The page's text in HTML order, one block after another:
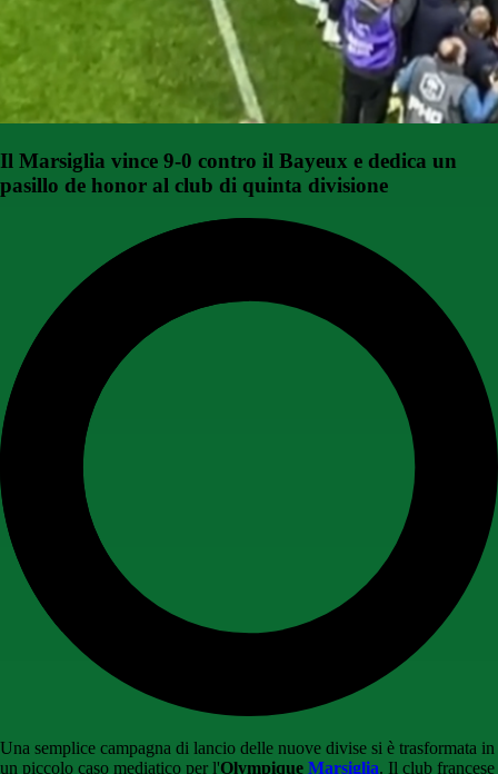
Il Marsiglia vince 9-0 contro il Bayeux e dedica un
pasillo de honor al club di quinta divisione
Una semplice campagna di lancio delle nuove divise si è trasformata in
un piccolo caso mediatico per l'Olympique Marsiglia. Il club francese